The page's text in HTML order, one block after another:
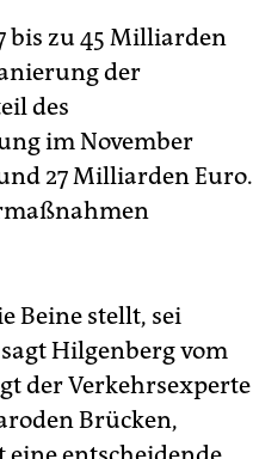
bis zu 45 Milliarden
der
des
im November
27 Milliarden Euro.
Beine stellt, sei
Hilgenberg vom
der Verkehrsexperte
Brücken,